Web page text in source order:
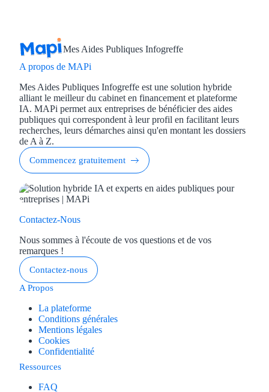
Mes Aides Publiques Infogreffe
A propos de MAPi
Mes Aides Publiques Infogreffe est une solution hybride
alliant le meilleur du cabinet en financement et plateforme
IA. MAPi permet aux entreprises de bénéficier des aides
publiques qui correspondent à leur profil en facilitant leurs
recherches, leurs démarches ainsi qu'en montant les dossiers
de A à Z.
Commencez gratuitement
Contactez-Nous
Nous sommes à l'écoute de vos questions et de vos
remarques !
Contactez-nous
A Propos
La plateforme
Conditions générales
Mentions légales
Cookies
Confidentialité
Ressources
FAQ